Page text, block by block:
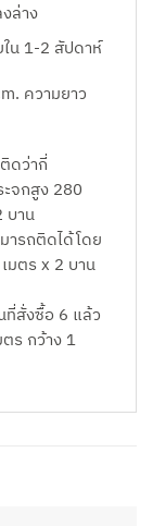
ล่าง
ใน 1-2 สัปดาห์
ความยาว
ดว่ากี่
ะจกสูง 280
บาน
ารถติดได้โดย
มตร x 2 บาน
ที่สั่งซื้อ 6 แล้ว
ตร กว้าง 1